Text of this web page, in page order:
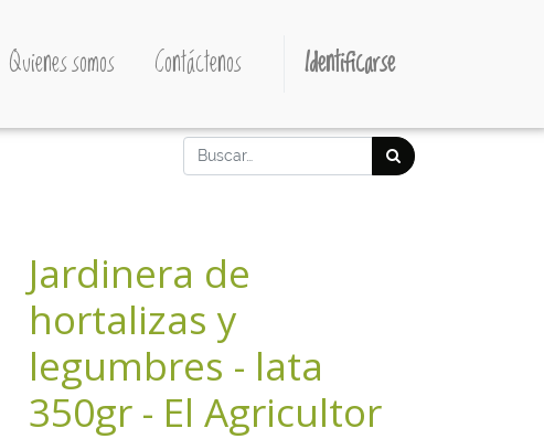
Quienes somos Contáctenos Identificarse
Jardinera de
hortalizas y
legumbres - lata
350gr - El Agricultor